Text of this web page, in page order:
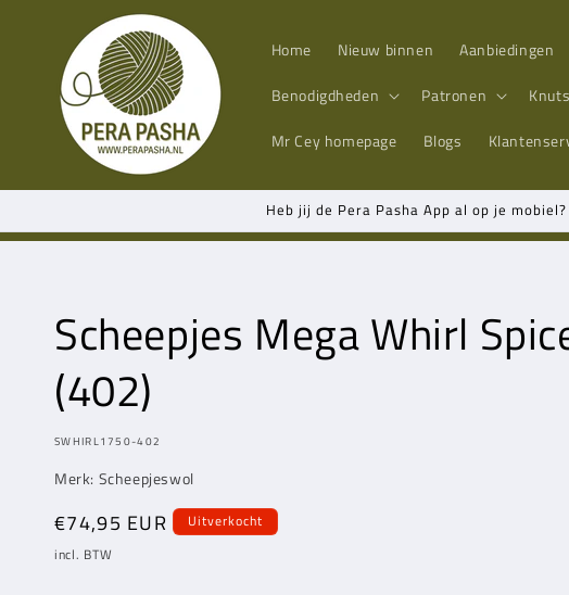
content Home Nieuw binnen Aanbiedingen
Benodigdheden
Patronen
Mr Cey homepage Blogs
Heb jij de Pera Pasha App al op je
Scheepjes Mega Whirl
(402)
MODEL:
SWHIRL1750-402
Merk: Scheepjeswol
Normale
prijs
€74,95 EUR
Uitverkocht
incl. BTW